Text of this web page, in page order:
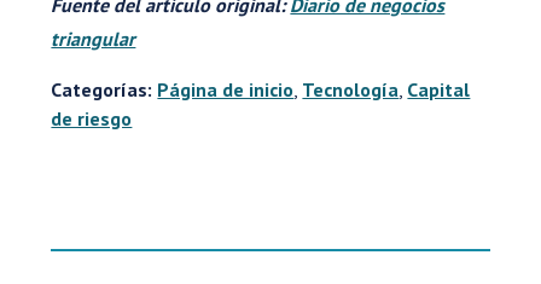
triangular
Categorías: Página de inicio Tecnología Capital
de riesgo